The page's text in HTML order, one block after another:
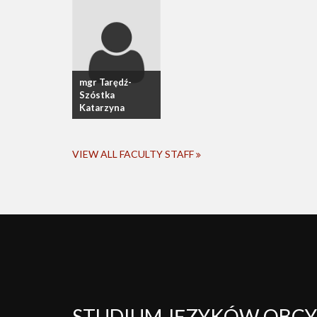
mgr Tarędź-
Szóstka
Katarzyna
VIEW ALL FACULTY STAFF